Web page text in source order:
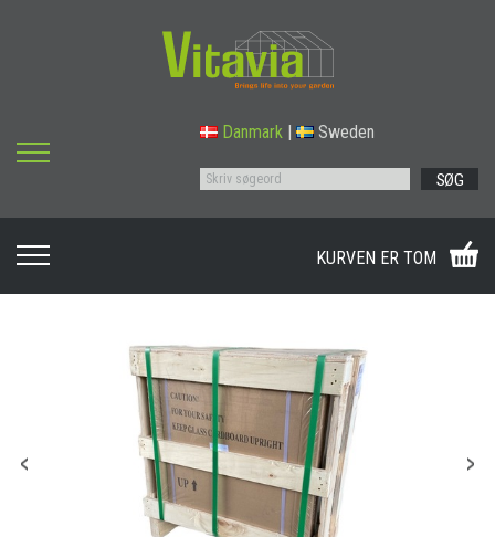
Danmark Sweden
SØG
KURVEN ER TOM